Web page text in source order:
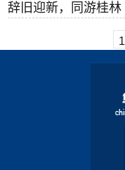
辞旧迎新，同游桂林
1